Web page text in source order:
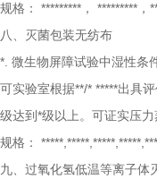
规格：
*********， *********，
八、灭菌包装无纺布
*. 微生物屏障试验中湿性条
可实验室根据**/* *****出具
级达到*级以上。可证实压
规格：
九、过氧化氢低温等离子体